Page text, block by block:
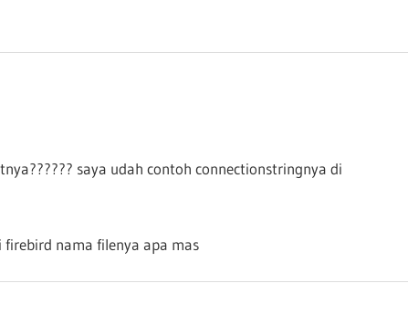
saya udah contoh connectionstringnya di
nama filenya apa mas